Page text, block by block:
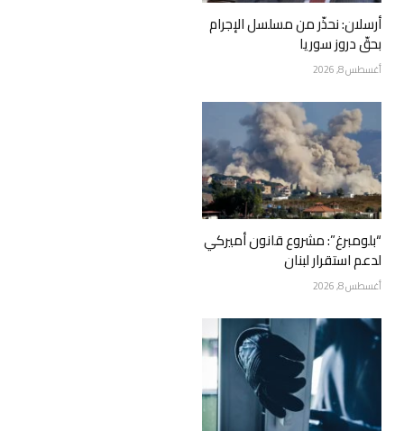
أرسلان: نحذّر من مسلسل الإجرام
بحقّ دروز سوريا
أغسطس 8, 2026
“بلومبرغ”: مشروع قانون أميركي
لدعم استقرار لبنان
أغسطس 8, 2026